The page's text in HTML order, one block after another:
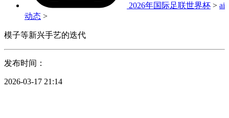
2026年国际足联世界杯 > ai
动态 >
模子等新兴手艺的迭代
发布时间：
2026-03-17 21:14